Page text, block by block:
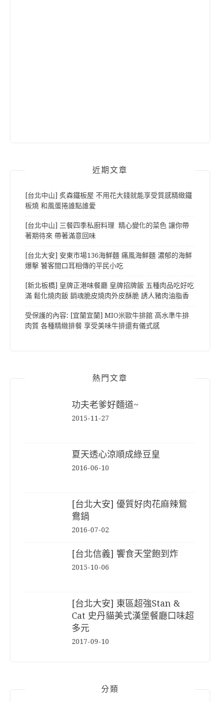
近期文章
[台北中山] 炙森鐵板屋 不用花大錢就能享受質感精緻鐵
板燒 和風蛋捲誰點誰愛
[台北中山] 三餐四季私廚料理 精心變化的菜色 讓你帶
著期待來 帶著滿意回味
[台北大安] 安東市場136海鮮麵 痛風海鮮麵 濃郁的海鮮
爆擊 饕客間口耳相傳的平民小吃
[新北板橋] 皇牌正港味餐廳 皇牌招牌飯 五種肉品吃好吃
滿 鬆化燒肉飯 銷魂脆皮燒肉外皮酥脆 誘人豬肉油脂香
受保護的內容: [宜蘭宜蘭] MIO米歐牛排館 高水準牛排
肉質 各種精緻排餐 享受美味牛排還有儀式感
熱門文章
功夫老爹好麵道~
2015-11-27
夏天透心涼順成綠豆皇
2016-06-10
[台北大安] 優質好肉花麻辣鴛
鴦鍋
2016-07-02
[台北信義] 饗食天堂飽到炸
2015-10-06
[台北大安] 東區超強Stan &
Cat 史丹貓美式漢堡餐廳口味超
多元
2017-09-10
分類